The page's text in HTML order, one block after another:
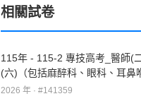
相關試卷
115年 - 115-2 專技高考_醫師(
(六)（包括麻醉科、眼科、耳鼻
產科、復健科等科目及其相關臨
2026 年 · #141359